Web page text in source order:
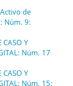
de
Núm. 9:
CASO Y
Núm. 17
CASO Y
Núm. 15: